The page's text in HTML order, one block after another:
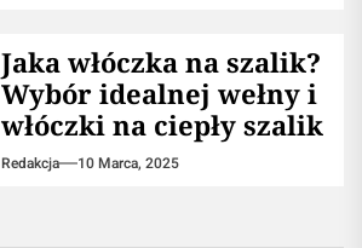
Jaka włóczka na szalik?
Wybór idealnej wełny i
włóczki na ciepły szalik
Redakcja 10 Marca, 2025